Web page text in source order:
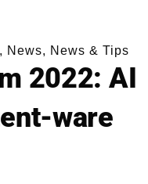
, News, News & Tips
2022: AI
ware